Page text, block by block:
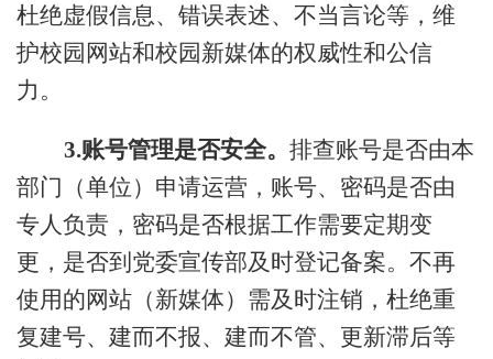
杜绝虚假信息、错误表述、不当言论等，维
护校园网站和校园新媒体的权威性和公信
力。
3.账号管理是否安全。 排查账号是否由本
部门（单位）申请运营，账号、密码是否由
专人负责，密码是否根据工作需要定期变
更，是否到党委宣传部及时登记备案。不再
使用的网站（新媒体）需及时注销，杜绝重
复建号、建而不报、建而不管、更新滞后等